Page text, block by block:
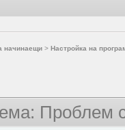
начинаещи> Настройка на
Проблем